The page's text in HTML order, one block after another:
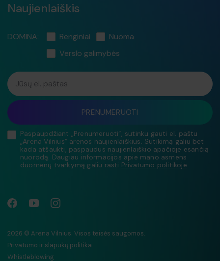
Naujienlaiškis
DOMINA: Renginiai
Nuoma
Verslo galimybės
Jūsų el. paštas
PRENUMERUOTI
Paspaupdžiant „Prenumeruoti“, sutinku gauti el. paštu
„Arena Vilnius“ arenos naujienlaiškius. Sutikimą galiu bet
kada atšaukti, paspaudus naujienlaiškio apačioje esančią
nuorodą. Daugiau informacijos apie mano asmens
duomenų tvarkymą galiu rasti Privatumo politikoje
2026 © Arena Vilnius. Visos teisės saugomos.
Privatumo ir slapukų politika
Whistleblowing